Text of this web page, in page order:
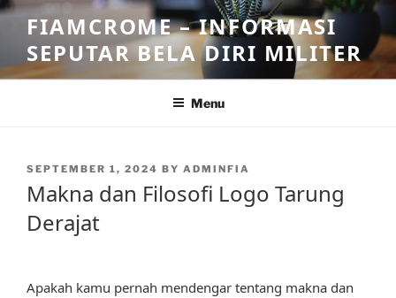
Skip
content
FIAMCROME – INFORMASI
SEPUTAR BELA DIRI MILITER
Menu
POSTED
SEPTEMBER 1, 2024 BY ADMINFIA
Makna dan Filosofi Logo Tarung
Derajat
Apakah kamu pernah mendengar tentang makna dan